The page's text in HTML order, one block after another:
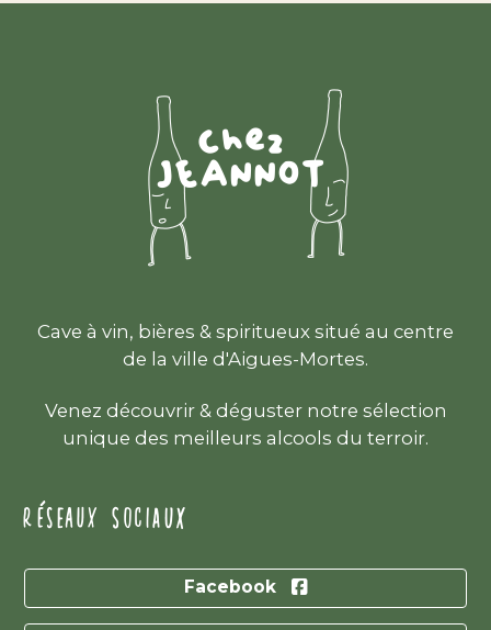
Cave à vin, bières & spiritueux situé au centre
de la ville d'Aigues-Mortes.
Venez découvrir & déguster notre sélection
unique des meilleurs alcools du terroir.
RÉSEAUX SOCIAUX
Facebook